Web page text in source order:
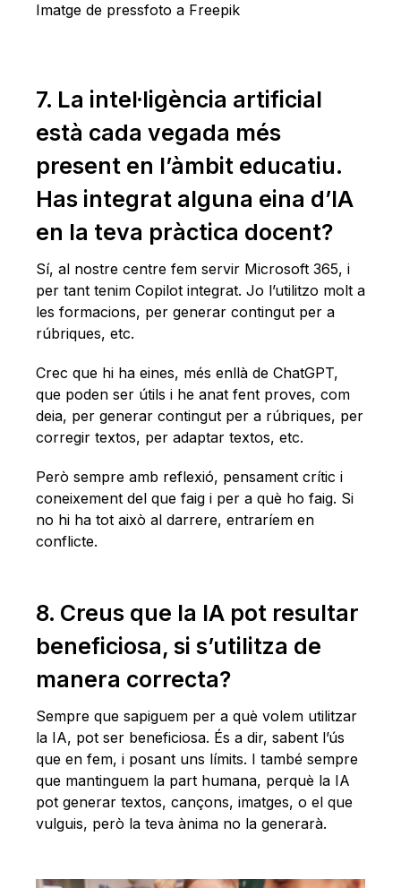
Imatge de pressfoto a Freepik
7. La intel·ligència artificial
està cada vegada més
present en l’àmbit educatiu.
Has integrat alguna eina d’IA
en la teva pràctica docent?
Sí, al nostre centre fem servir Microsoft 365, i
per tant tenim Copilot integrat. Jo l’utilitzo molt a
les formacions, per generar contingut per a
rúbriques, etc.
Crec que hi ha eines, més enllà de ChatGPT,
que poden ser útils i he anat fent proves, com
deia, per generar contingut per a rúbriques, per
corregir textos, per adaptar textos, etc.
Però sempre amb reflexió, pensament crític i
coneixement del que faig i per a què ho faig. Si
no hi ha tot això al darrere, entraríem en
conflicte.
8. Creus que la IA pot resultar
beneficiosa, si s’utilitza de
manera correcta?
Sempre que sapiguem per a què volem utilitzar
la IA, pot ser beneficiosa. És a dir, sabent l’ús
que en fem, i posant uns límits. I també sempre
que mantinguem la part humana, perquè la IA
pot generar textos, cançons, imatges, o el que
vulguis, però la teva ànima no la generarà.